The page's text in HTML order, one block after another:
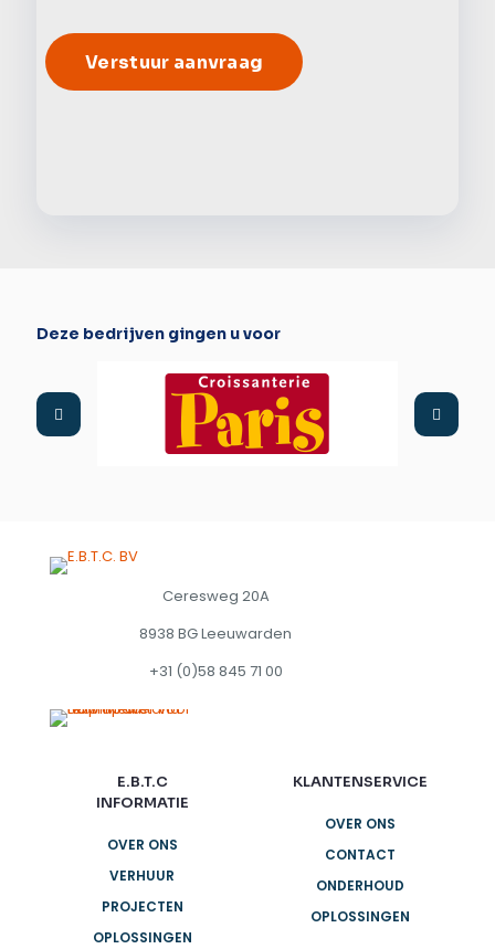
Deze bedrijven gingen u voor
Ceresweg 20A
8938 BG Leeuwarden
+31 (0)58 845 71 00
E.B.T.C
INFORMATIE
OVER ONS
VERHUUR
PROJECTEN
OPLOSSINGEN
KLANTENSERVICE
OVER ONS
CONTACT
ONDERHOUD
OPLOSSINGEN